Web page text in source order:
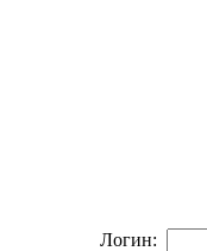
Логин: